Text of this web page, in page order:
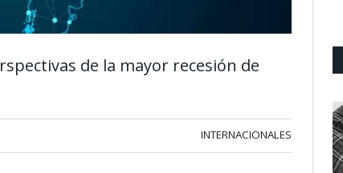
de la mayor recesión de
INTERNACIONALES